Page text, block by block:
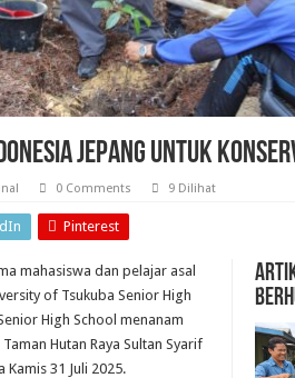
Jepang Untuk
0 Comments 9 Dilihat
Pinterest
mahasiswa dan pelajar asal
of Tsukuba Senior High
High School menanam
Hutan Raya Sultan Syarif
Kamis 31 Juli 2025.